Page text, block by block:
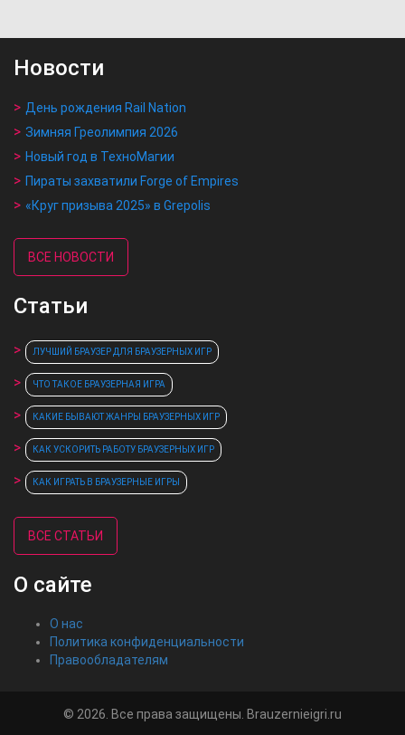
Новости
День рождения Rail Nation
Зимняя Греолимпия 2026
Новый год в ТехноМагии
Пираты захватили Forge of Empires
«Круг призыва 2025» в Grepolis
ВСЕ НОВОСТИ
Статьи
ЛУЧШИЙ БРАУЗЕР ДЛЯ БРАУЗЕРНЫХ ИГР
ЧТО ТАКОЕ БРАУЗЕРНАЯ ИГРА
КАКИЕ БЫВАЮТ ЖАНРЫ БРАУЗЕРНЫХ ИГР
КАК УСКОРИТЬ РАБОТУ БРАУЗЕРНЫХ ИГР
КАК ИГРАТЬ В БРАУЗЕРНЫЕ ИГРЫ
ВСЕ СТАТЬИ
О сайте
О нас
Политика конфиденциальности
Правообладателям
© 2026. Все права защищены. Brauzernieigri.ru